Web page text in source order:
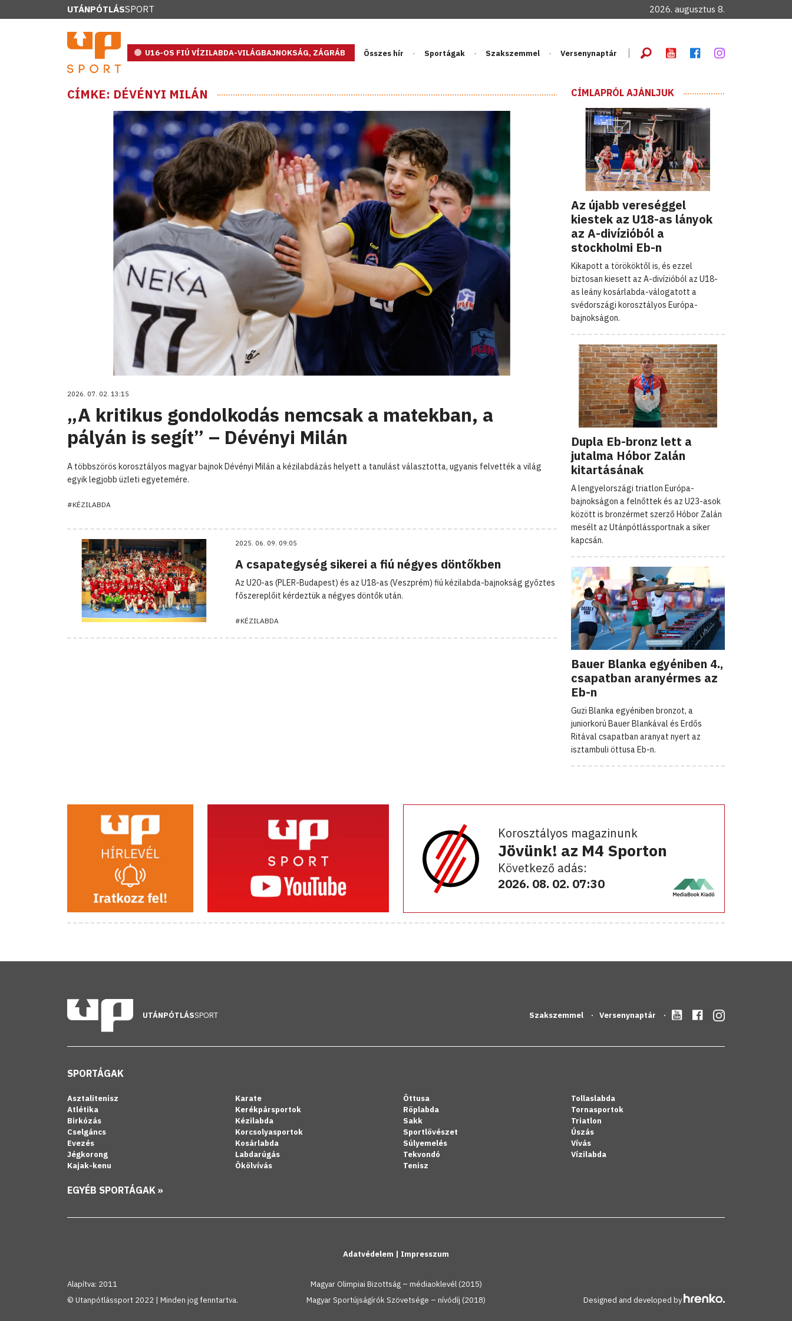
UTÁNPÓTLÁSSPORT 2026. augusztus 8.
U16-OS FIÚ VÍZILABDA-VILÁGBAJNOKSÁG, ZÁGRÁB Összes hír Sportágak Szakszemmel Versenynaptár
CÍMKE: DÉVÉNYI MILÁN
2026. 07. 02. 13:15
„A kritikus gondolkodás nemcsak a matekban, a
pályán is segít” – Dévényi Milán
A többszörös korosztályos magyar bajnok Dévényi Milán a kézilabdázás helyett a tanulást választotta, ugyanis felvették a világ
egyik legjobb üzleti egyetemére.
#KÉZILABDA
2025. 06. 09. 09:05
A csapategység sikerei a fiú négyes döntőkben
Az U20-as (PLER-Budapest) és az U18-as (Veszprém) fiú kézilabda-bajnokság győztes
főszereplőit kérdeztük a négyes döntők után.
#KÉZILABDA
CÍMLAPRÓL AJÁNLJUK
Az újabb vereséggel
kiestek az U18-as lányok
az A-divízióból a
stockholmi Eb-n
Kikapott a törököktől is, és ezzel
biztosan kiesett az A-divízióból az U18-
as leány kosárlabda-válogatott a
svédországi korosztályos Európa-
bajnokságon.
Dupla Eb-bronz lett a
jutalma Hóbor Zalán
kitartásának
A lengyelországi triatlon Európa-
bajnokságon a felnőttek és az U23-asok
között is bronzérmet szerző Hóbor Zalán
mesélt az Utánpótlássportnak a siker
kapcsán.
Bauer Blanka egyéniben 4.,
csapatban aranyérmes az
Eb-n
Guzi Blanka egyéniben bronzot, a
juniorkorú Bauer Blankával és Erdős
Ritával csapatban aranyat nyert az
isztambuli öttusa Eb-n.
Korosztályos magazinunk
Jövünk! az M4 Sporton
Következő adás:
2026. 08. 02. 07:30
UTÁNPÓTLÁSSPORT Szakszemmel Versenynaptár
SPORTÁGAK
Asztalitenisz
Atlétika
Birkózás
Cselgáncs
Evezés
Jégkorong
Kajak-kenu
Karate
Kerékpársportok
Kézilabda
Korcsolyasportok
Kosárlabda
Labdarúgás
Ökölvívás
Öttusa
Röplabda
Sakk
Sportlövészet
Súlyemelés
Tekvondó
Tenisz
Tollaslabda
Tornasportok
Triatlon
Úszás
Vívás
Vízilabda
EGYÉB SPORTÁGAK »
Adatvédelem | Impresszum
Alapítva: 2011
© Utanpótlássport 2022 | Minden jog fenntartva.
Magyar Olimpiai Bizottság – médiaoklevél (2015)
Magyar Sportújságírók Szövetsége – nívódíj (2018)
Designed and developed by